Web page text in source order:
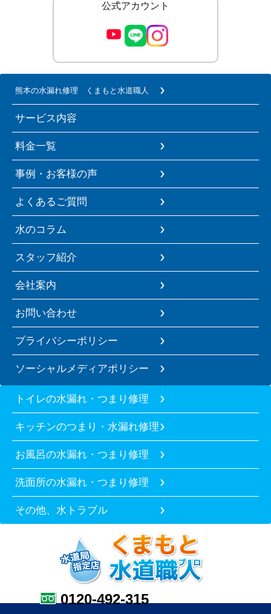
公式アカウント
熊本の水漏れ修理 くまもと水道職人
サービス内容
料金一覧
事例・お客様の声
よくあるご質問
水のコラム
スタッフ紹介
会社案内
お問い合わせ
プライバシーポリシー
ソーシャルメディアポリシー
トイレの水漏れ・つまり修理
キッチンのつまり・水漏れ修理
お風呂の水漏れ・つまり修理
洗面所の水漏れ・つまり修理
その他、水トラブル
0120-492-315